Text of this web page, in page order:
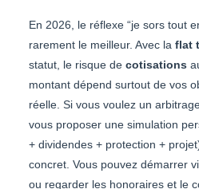
En 2026, le réflexe “je sors tout
rarement le meilleur. Avec la flat
statut, le risque de cotisations
montant dépend surtout de vos
réelle. Si vous voulez un
vous proposer une simulation
+ dividendes + protection +
concret. Vous pouvez démarrer
ou regarder les honoraires et le